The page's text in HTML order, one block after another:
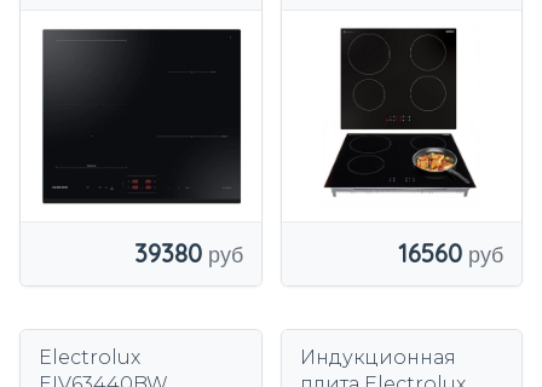
варочная панель 4
39380
BH-04MIN /
BOOSTER / TIMER
230/400 Вт
16560
Electrolux
Индукционная